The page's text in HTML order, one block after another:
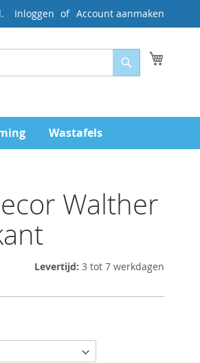
Inloggen Account aanmaken
Zoeken
Wastafels
Walther
Levertijd: 3 tot 7 werkdagen